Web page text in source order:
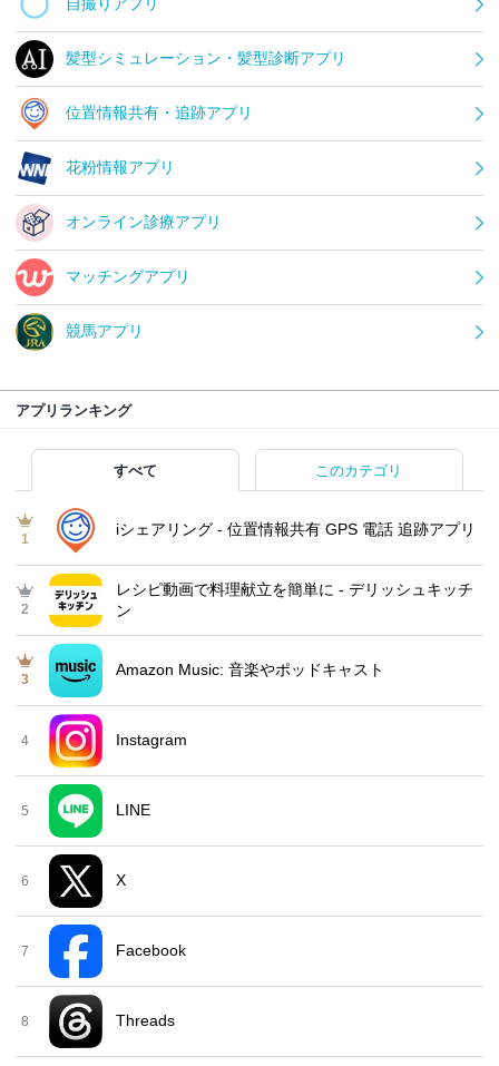
髪型シミュレーション・髪型診断アプリ
位置情報共有・追跡アプリ
花粉情報アプリ
オンライン診療アプリ
マッチングアプリ
競馬アプリ
アプリランキング
すべて このカテゴリ
1
iシェアリング - 位置情報共有 GPS 電話 追跡アプリ
2
レシピ動画で料理献立を簡単‪に - デリッシュキッチ
ン
3
Amazon Music: 音楽やポッドキャスト
4 Instagram
5 LINE
6 X
7 Facebook
8 Threads